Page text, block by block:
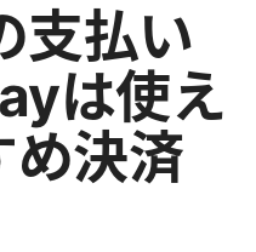
支払い
は使え
め決済